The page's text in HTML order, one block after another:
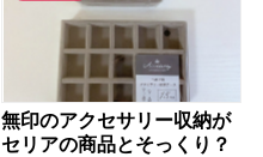
無印のアクセサリー収納が
セリアの商品とそっくり？